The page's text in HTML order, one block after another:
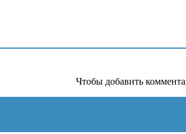
Чтобы добавить